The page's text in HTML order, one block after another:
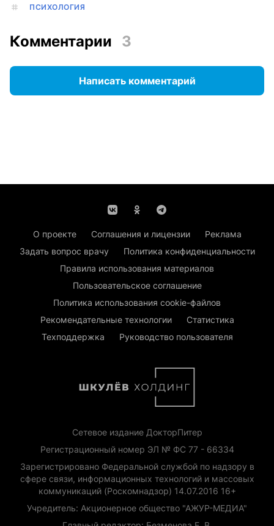
ПСИХОЛОГИЯ
Комментарии 3
Написать комментарий
О проекте Соглашения и лицензии
Реклама
Задать вопрос врачу
Политика конфиденциальности
Правила использования материалов
Пользовательское соглашение
Политика использования cookie-файлов
Рекомендательные технологии
Статистика
Техподдержка
Руководство пользователя
Сетевое издание ДокторПитер
Регистрационный номер ЭЛ № ФС 77 - 66334
Зарегистрировано Федеральной службой по надзору в
сфере связи, информационных технологий и массовых
коммуникаций (Роскомнадзор) 14.07.2016 16+
Учредитель: Акционерное общество "АЖУР-МЕДИА"